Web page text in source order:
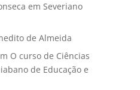
em Severiano
de Almeida
O curso de Ciências
de Educação e